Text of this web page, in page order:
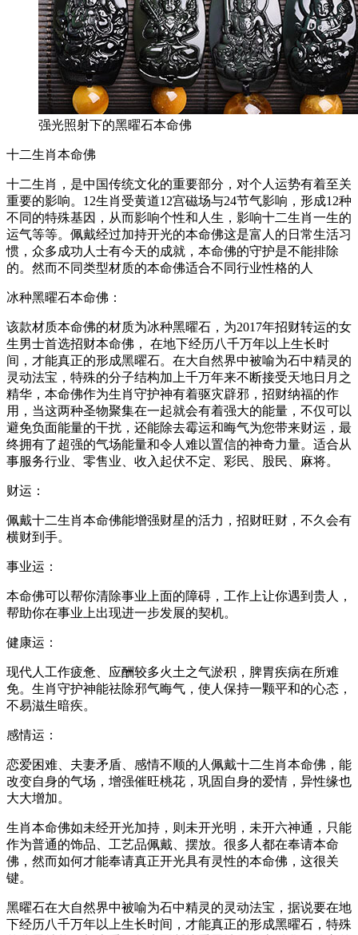
强光照射下的黑曜石本命佛
十二生肖本命佛
十二生肖，是中国传统文化的重要部分，对个人运势有着至关
重要的影响。12生肖受黄道12宫磁场与24节气影响，形成12种
不同的特殊基因，从而影响个性和人生，影响十二生肖一生的
运气等等。佩戴经过加持开光的本命佛这是富人的日常生活习
惯，众多成功人士有今天的成就，本命佛的守护是不能排除
的。然而不同类型材质的本命佛适合不同行业性格的人
冰种黑曜石本命佛：
该款材质本命佛的材质为冰种黑曜石，为2017年招财转运的女
生男士首选招财本命佛， 在地下经历八千万年以上生长时
间，才能真正的形成黑曜石。在大自然界中被喻为石中精灵的
灵动法宝，特殊的分子结构加上千万年来不断接受天地日月之
精华，本命佛作为生肖守护神有着驱灾辟邪，招财纳福的作
用，当这两种圣物聚集在一起就会有着强大的能量，不仅可以
避免负面能量的干扰，还能除去霉运和晦气为您带来财运，最
终拥有了超强的气场能量和令人难以置信的神奇力量。适合从
事服务行业、零售业、收入起伏不定、彩民、股民、麻将。
财运：
佩戴十二生肖本命佛能增强财星的活力，招财旺财，不久会有
横财到手。
事业运：
本命佛可以帮你清除事业上面的障碍，工作上让你遇到贵人，
帮助你在事业上出现进一步发展的契机。
健康运：
现代人工作疲惫、应酬较多火土之气淤积，脾胃疾病在所难
免。生肖守护神能祛除邪气晦气，使人保持一颗平和的心态，
不易滋生暗疾。
感情运：
恋爱困难、夫妻矛盾、感情不顺的人佩戴十二生肖本命佛，能
改变自身的气场，增强催旺桃花，巩固自身的爱情，异性缘也
大大增加。
生肖本命佛如未经开光加持，则未开光明，未开六神通，只能
作为普通的饰品、工艺品佩戴、摆放。很多人都在奉请本命
佛，然而如何才能奉请真正开光具有灵性的本命佛，这很关
键。
黑曜石在大自然界中被喻为石中精灵的灵动法宝，据说要在地
下经历八千万年以上生长时间，才能真正的形成黑曜石，特殊